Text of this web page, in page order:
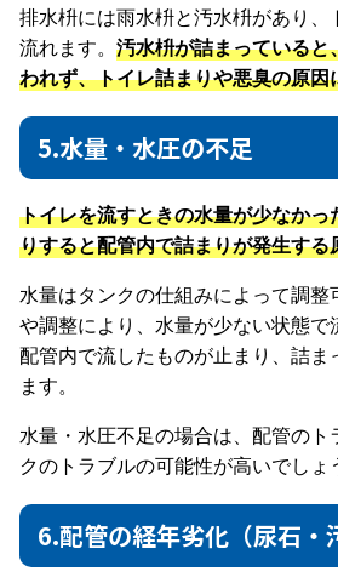
排水枡には雨水枡と汚水枡があり、
流れます。 汚水枡が詰まっている
われず、トイレ詰まりや悪臭の原因
5.水量・水圧の不足
トイレを流すときの水量が少なか
りすると配管内で詰まりが発生する
水量はタンクの仕組みによって調
や調整により、水量が少ない状態で
配管内で流したものが止まり、詰ま
ます。
水量・水圧不足の場合は、配管のト
クのトラブルの可能性が高いでしょ
6.配管の経年劣化（尿石・